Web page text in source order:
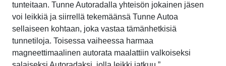
tunteitaan. Tunne Autoradalla yhteisön jokainen jäsen
voi leikkiä ja siirrellä tekemäänsä Tunne Autoa
sellaiseen kohtaan, joka vastaa tämänhetkisiä
tunnetiloja. Toisessa vaiheessa harmaa
magneettimaalinen autorata maalattiin valkoiseksi